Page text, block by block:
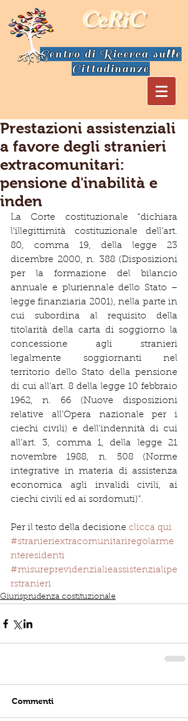
CeRiC
Centro di Ricerca sulle
Cittadinanze
Prestazioni assistenziali
a favore degli stranieri
extracomunitari:
pensione d'inabilità e
inden
La Corte costituzionale "dichiara
l’illegittimità costituzionale dell’art.
80, comma 19, della legge 23
dicembre 2000, n. 388 (Disposizioni
per la formazione del bilancio
annuale e pluriennale dello Stato −
legge finanziaria 2001), nella parte in
cui subordina al requisito della
titolarità della carta di soggiorno la
concessione agli stranieri
legalmente soggiornanti nel
territorio dello Stato della pensione
di cui all’art. 8 della legge 10 febbraio
1962, n. 66 (Nuove disposizioni
relative all’Opera nazionale per i
ciechi civili) e dell’indennità di cui
all’art. 3, comma 1, della legge 21
novembre 1988, n. 508 (Norme
integrative in materia di assistenza
economica agli invalidi civili, ai
ciechi civili ed ai sordomuti)".
Per il testo della decisione clicca qui
#stranieriextracomunitariregolarme
nteresidenti
#misureprevidenzialieassistenzialipe
rstranieri
Giurisprudenza costituzionale
Commenti